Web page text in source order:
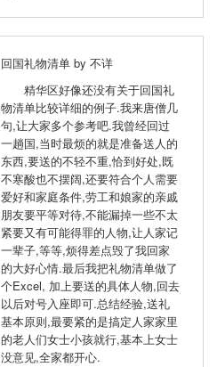
回国礼物清单 by 不详
精华区好像还没有关于回国礼
物清单比较详细的例子.我来唐僧几
句,让大家多个参考吧.我曾经回过
一趟国,当时最烦的就是准备送人的
东西,要送的不轻不重,恰到好处,既
不寒酸也不摆阔,还要符合个人需要
爱好和家庭条件,劳工和娘家的亲戚
朋友要平等对待,不能漏掉一些不太
紧要又有可能得罪的人物,让人家记
一辈子,等等,烦得差点毁了我回家
的大好心情.最后我把礼物清单做了
个Excel, 加上要送的具体人物,回去
以后对号入座即可.总结经验,送礼
基本原则,最要紧的是搞定人家家里
的老人们女士小孩就行,基本上女士
没意见,全家都开心.